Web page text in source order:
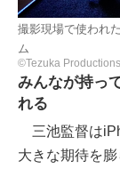
撮影現場で使われ
ム
©Tezuka
みんなが持っ
れる
三池監督は
大きな期待を膨